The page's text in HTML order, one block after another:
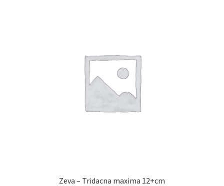
Zeva – Tridacna maxima 12+cm